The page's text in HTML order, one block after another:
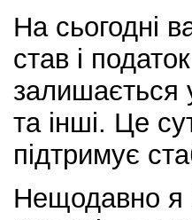
На сьогодні
став і
залишається
та інші. Це
підтримує
Нещодавно я